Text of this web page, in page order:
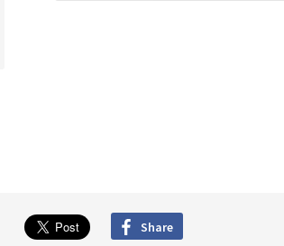
Share